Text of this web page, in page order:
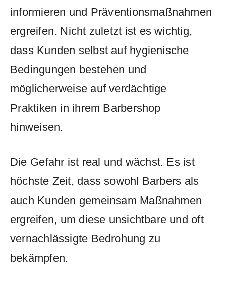
‌informieren und⁣ Präventionsmaßnahmen​
ergreifen. Nicht zuletzt⁢ ist es wichtig,
dass Kunden selbst auf hygienische
Bedingungen bestehen und
‌möglicherweise auf verdächtige
⁣Praktiken in ihrem Barbershop
⁣hinweisen.
Die ⁣Gefahr ⁢ist real‍ und ‍wächst. Es ist
höchste Zeit, dass sowohl Barbers⁢ als
auch Kunden ⁤gemeinsam Maßnahmen
ergreifen,⁤ um diese unsichtbare und ‍oft
vernachlässigte​ Bedrohung zu‌
bekämpfen.